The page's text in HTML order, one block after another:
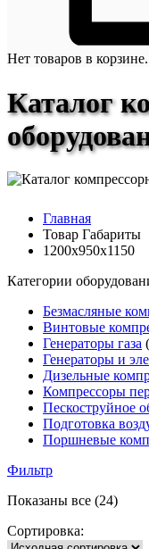
Нет товаров в корзине.
Каталог
Главная
Товар Габариты
1200х950х1150
Категории
Безмасляные
Винтовые
Генераторы газа
Генераторы и
Дизельные
Компрессоры
Пескоструйное
Подготовка
Поршневые
Фильтр
Показаны все (24)
Сортировка: